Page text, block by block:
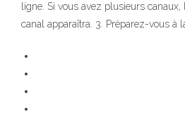
ligne. Si vous avez plusieurs
canal apparaîtra. 3. Préparez-vous à